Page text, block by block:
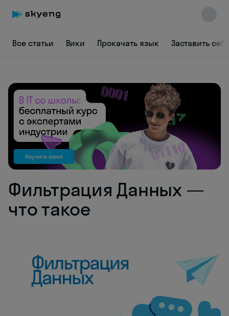
Все статьи Вики Прокачать язык Заставить
Фильтрация Данных —
что такое
Skyeng Chat
online